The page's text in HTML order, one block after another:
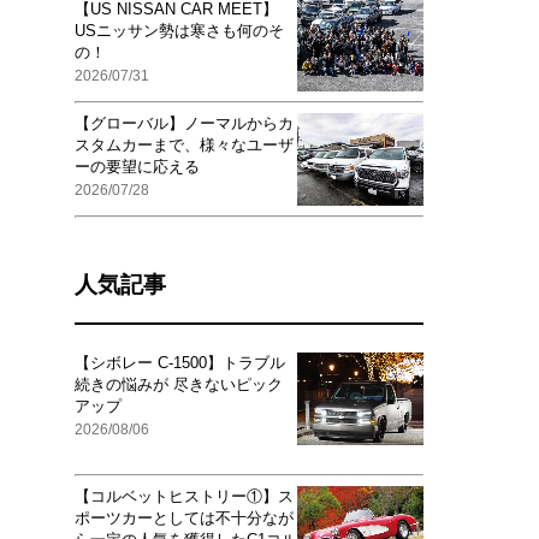
【US NISSAN CAR MEET】
USニッサン勢は寒さも何のそ
の！
2026/07/31
【グローバル】ノーマルからカ
スタムカーまで、様々なユーザ
ーの要望に応える
2026/07/28
人気記事
【シボレー C-1500】トラブル
続きの悩みが 尽きないピック
アップ
2026/08/06
【コルベットヒストリー①】ス
ポーツカーとしては不十分なが